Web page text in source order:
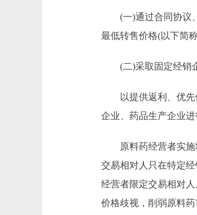
(一)通过合同协议、
最低转售价格(以下简
(二)采取固定经销企
以提供返利、优先供
企业、药品生产企业
原料药经营者实施地
交易相对人只在特定
经营者限定交易相对
价格歧视，削弱原料